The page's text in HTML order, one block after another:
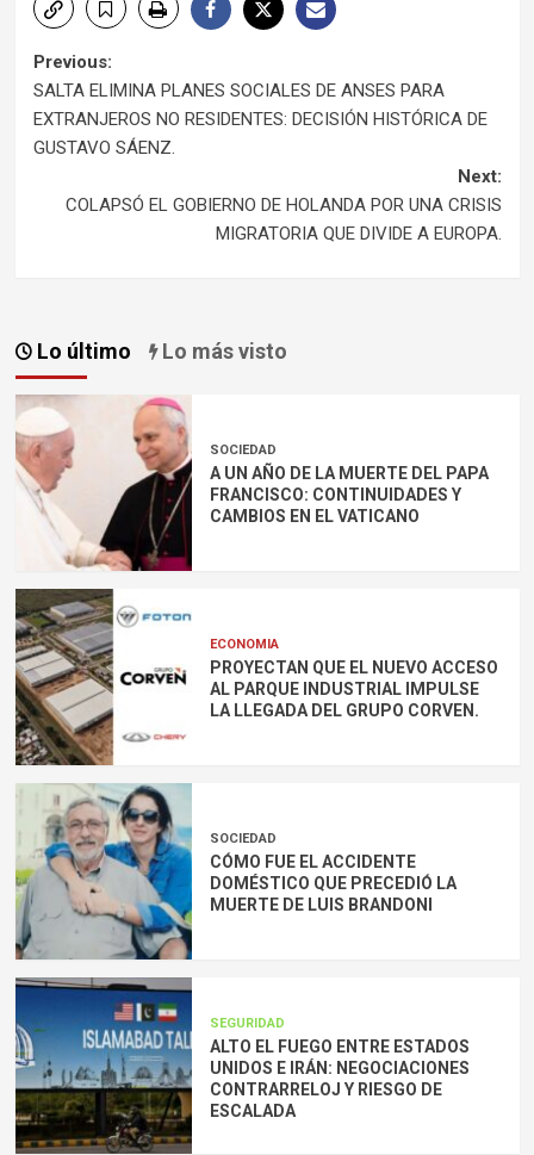
Post
navigation
Previous:
SALTA ELIMINA PLANES SOCIALES DE ANSES PARA
EXTRANJEROS NO RESIDENTES: DECISIÓN HISTÓRICA DE
GUSTAVO SÁENZ.
Next:
COLAPSÓ EL GOBIERNO DE HOLANDA POR UNA CRISIS
MIGRATORIA QUE DIVIDE A EUROPA.
Lo último Lo más visto
SOCIEDAD
A UN AÑO DE LA MUERTE DEL PAPA
FRANCISCO: CONTINUIDADES Y
CAMBIOS EN EL VATICANO
ECONOMIA
PROYECTAN QUE EL NUEVO ACCESO
AL PARQUE INDUSTRIAL IMPULSE
LA LLEGADA DEL GRUPO CORVEN.
SOCIEDAD
CÓMO FUE EL ACCIDENTE
DOMÉSTICO QUE PRECEDIÓ LA
MUERTE DE LUIS BRANDONI
SEGURIDAD
ALTO EL FUEGO ENTRE ESTADOS
UNIDOS E IRÁN: NEGOCIACIONES
CONTRARRELOJ Y RIESGO DE
ESCALADA